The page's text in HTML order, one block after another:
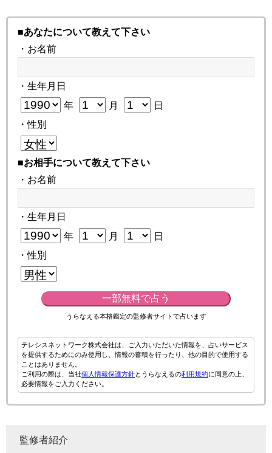
■あなたについて教えて下さい
・お名前
・生年月日
年 月
日
・性別
■お相手について教えて下さい
・お名前
・生年月日
年 月
日
・性別
一部無料で占う
うらなえる本格鑑定の監修者サイトで占います
テレシスネットワーク株式会社は、ご入力いただいた情報を、占いサービス
を提供するためにのみ使用し、情報の蓄積を行ったり、他の目的で使用する
ことはありません。
ご利用の際は、当社個人情報保護方針とうらなえるの利用規約に同意の上、
必要情報をご入力ください。
監修者紹介